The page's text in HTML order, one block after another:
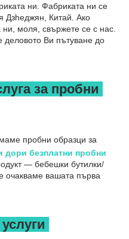
ни. Фабриката ни се
Дзheджян, Китай. Ако
моля, свържете се с нас.
деловото Ви пътуване до
за пробни
дори безплатни пробни
— бебешки бутилки/
очакваме вашата първа